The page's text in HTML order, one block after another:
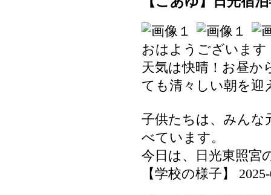
おはようございます
天気は快晴！お昼か
ても清々しい朝を迎
子供たちは、みんな
べています。
今日は、日光東照宮
【学校の様子】